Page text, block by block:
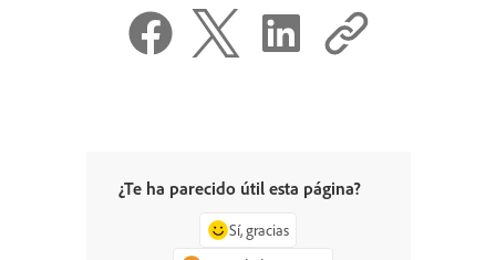
¿Te ha parecido útil esta página?
Sí, gracias